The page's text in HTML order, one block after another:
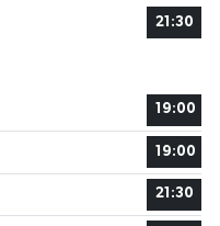
21:30
19:00
19:00
21:30